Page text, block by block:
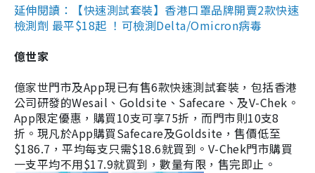
延伸閱讀：【快速測試套裝】香港口罩品牌開賣2款快速
檢測劑 最平$18起 ！可檢測Delta/Omicron病毒
億世家
億家世門市及App現已有售6款快速測試套裝，包括香港
公司研發的Wesail、Goldsite、Safecare、及V-Chek。
App限定優惠，購買10支可享75折，而門市則10支8
折。現凡於App購買Safecare及Goldsite，售價低至
$186.7，平均每支只需$18.6就買到。V-Chek門市購買
一支平均不用$17.9就買到，數量有限，售完即止。